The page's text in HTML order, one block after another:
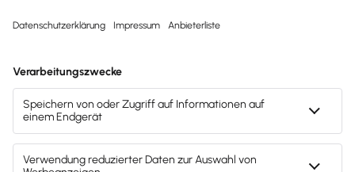
Mitarbeiter & Gehalt
Elektronische Entgeltunterlagen: Jetzt
Pflichtregeln